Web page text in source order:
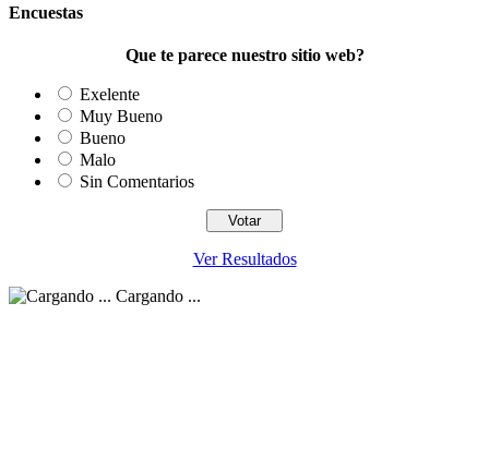
Encuestas
Que te parece nuestro sitio web?
Exelente
Muy Bueno
Bueno
Malo
Sin Comentarios
Ver Resultados
Cargando ...